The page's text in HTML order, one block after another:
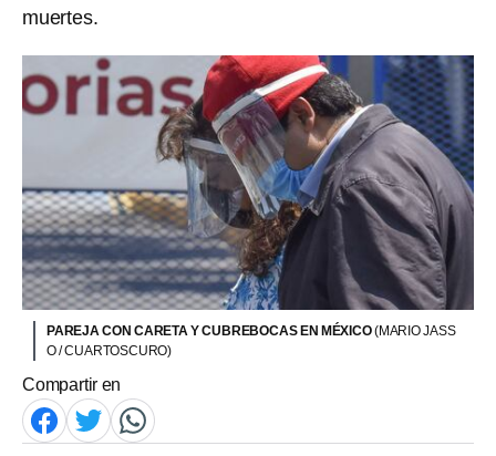
muertes.
PAREJA CON CARETA Y CUBREBOCAS EN MÉXICO(MARIO JASS
O / CUARTOSCURO)
Compartir en